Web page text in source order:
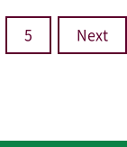
5 Next